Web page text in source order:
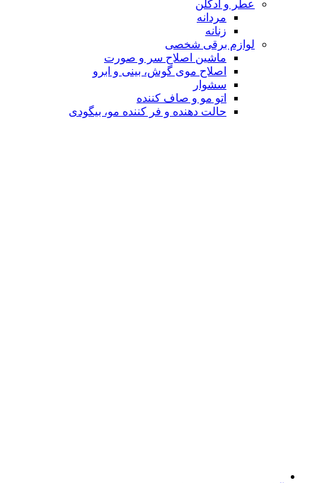
عطر و ادکلن
مردانه
زنانه
لوازم برقی شخصی
ماشین اصلاح سر و صورت
اصلاح موی گوش، بینی و ابرو
سشوار
اتو مو و صاف کننده
حالت دهنده و فر کننده مو، بیگودی